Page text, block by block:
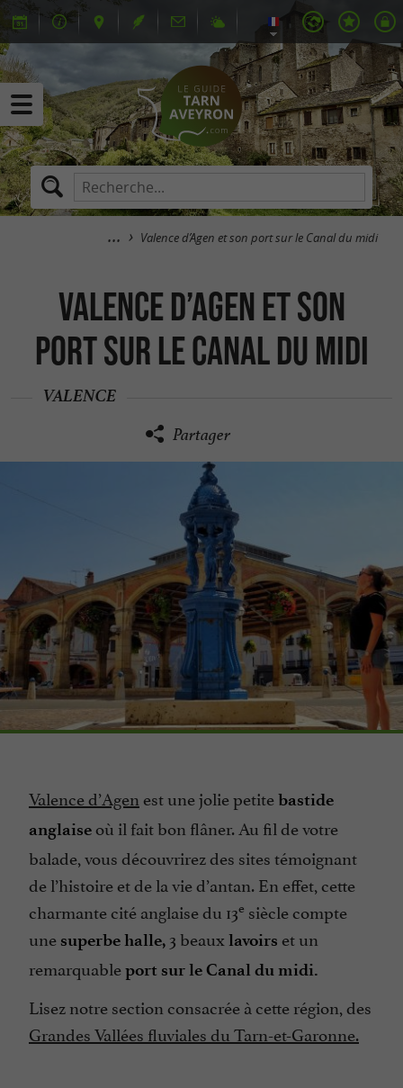
Valence d’Agen et son port sur le Canal du midi
Valence d’Agen et son
port sur le Canal du midi
VALENCE
Partager
Valence d’Agen est une jolie petitebastide
anglaise où il fait bon flâner. Au fil de votre
balade, vous découvrirez des sites témoignant
de l’histoire et de la vie d’antan. En effet, cette
charmante cité anglaise du 13e siècle compte
une superbe halle, 3 beaux lavoirs et un
remarquableport sur le Canal du midi.
Lisez notre section consacrée à cette région, des
Grandes Vallées fluviales du Tarn-et-Garonne.